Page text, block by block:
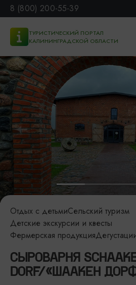
8 (800) 200-55-39
ТУРИСТИЧЕСКИЙ ПОРТАЛ
КАЛИНИНГРАДСКОЙ ОБЛАСТИ
Отдых с детьмиСельский туризм
Детские экскурсии и квесты
Фермерская продукция
СЫРОВАРНЯ
DORF/«ШААКЕН